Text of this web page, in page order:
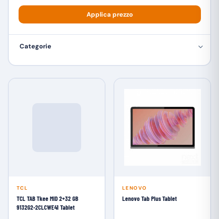
Applica prezzo
Categorie
TCL
TCL TAB Tkee MID 2+32 GB
9132G2-2CLCWE41 Tablet
LENOVO
Lenovo Tab Plus Tablet